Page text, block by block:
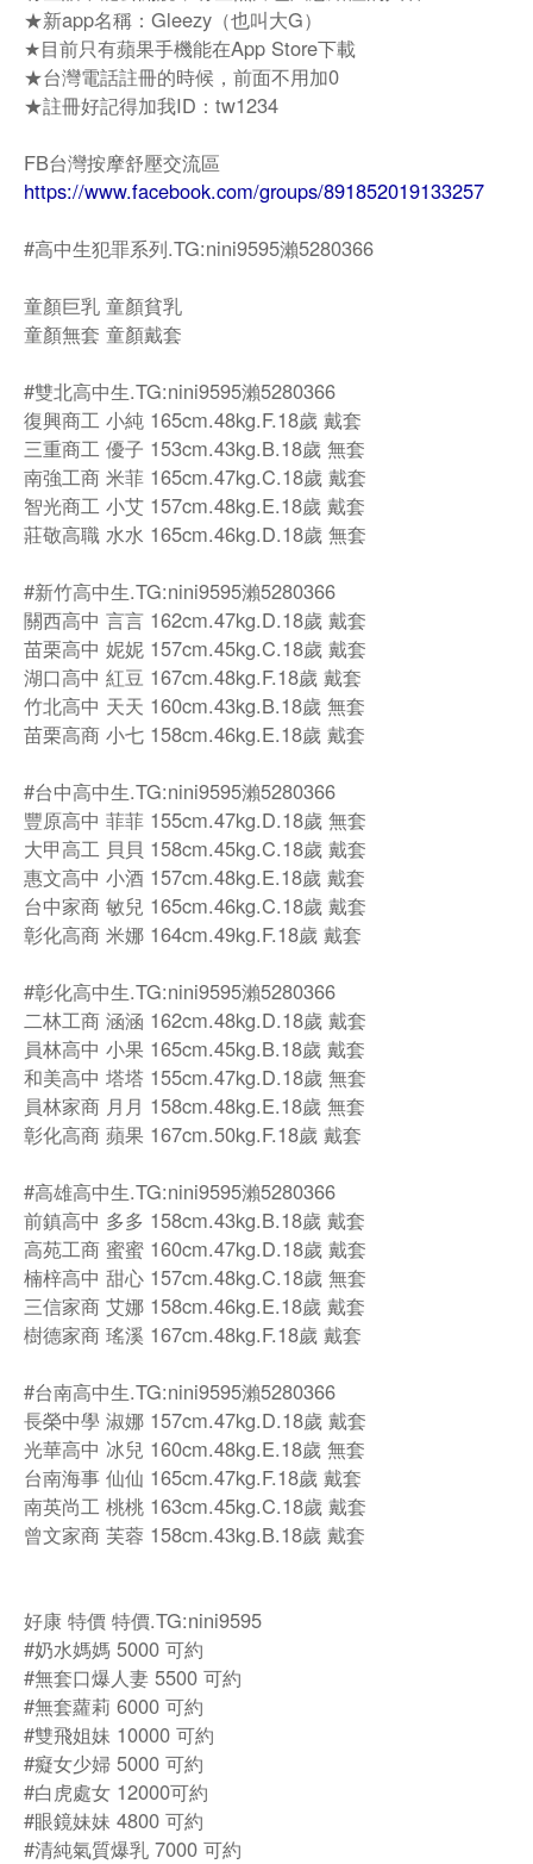
★新app名稱：Gleezy（也叫大G）
★目前只有蘋果手機能在App Store下載
★台灣電話註冊的時候，前面不用加0
★註冊好記得加我ID：tw1234
FB台灣按摩舒壓交流區
https://www.facebook.com/groups/891852019133257
#高中生犯罪系列.TG:nini9595瀨5280366
童顏巨乳 童顏貧乳
童顏無套 童顏戴套
#雙北高中生.TG:nini9595瀨5280366
復興商工 小純 165cm.48kg.F.18歲 戴套
三重商工 優子 153cm.43kg.B.18歲 無套
南強工商 米菲 165cm.47kg.C.18歲 戴套
智光商工 小艾 157cm.48kg.E.18歲 戴套
莊敬高職 水水 165cm.46kg.D.18歲 無套
#新竹高中生.TG:nini9595瀨5280366
關西高中 言言 162cm.47kg.D.18歲 戴套
苗栗高中 妮妮 157cm.45kg.C.18歲 戴套
湖口高中 紅豆 167cm.48kg.F.18歲 戴套
竹北高中 天天 160cm.43kg.B.18歲 無套
苗栗高商 小七 158cm.46kg.E.18歲 戴套
#台中高中生.TG:nini9595瀨5280366
豐原高中 菲菲 155cm.47kg.D.18歲 無套
大甲高工 貝貝 158cm.45kg.C.18歲 戴套
惠文高中 小酒 157cm.48kg.E.18歲 戴套
台中家商 敏兒 165cm.46kg.C.18歲 戴套
彰化高商 米娜 164cm.49kg.F.18歲 戴套
#彰化高中生.TG:nini9595瀨5280366
二林工商 涵涵 162cm.48kg.D.18歲 戴套
員林高中 小果 165cm.45kg.B.18歲 戴套
和美高中 塔塔 155cm.47kg.D.18歲 無套
員林家商 月月 158cm.48kg.E.18歲 無套
彰化高商 蘋果 167cm.50kg.F.18歲 戴套
#高雄高中生.TG:nini9595瀨5280366
前鎮高中 多多 158cm.43kg.B.18歲 戴套
高苑工商 蜜蜜 160cm.47kg.D.18歲 戴套
楠梓高中 甜心 157cm.48kg.C.18歲 無套
三信家商 艾娜 158cm.46kg.E.18歲 戴套
樹德家商 瑤溪 167cm.48kg.F.18歲 戴套
#台南高中生.TG:nini9595瀨5280366
長榮中學 淑娜 157cm.47kg.D.18歲 戴套
光華高中 冰兒 160cm.48kg.E.18歲 無套
台南海事 仙仙 165cm.47kg.F.18歲 戴套
南英尚工 桃桃 163cm.45kg.C.18歲 戴套
曾文家商 芙蓉 158cm.43kg.B.18歲 戴套
好康 特價 特價.TG:nini9595
#奶水媽媽 5000 可約
#無套口爆人妻 5500 可約
#無套蘿莉 6000 可約
#雙飛姐妹 10000 可約
#癡女少婦 5000 可約
#白虎處女 12000可約
#眼鏡妹妹 4800 可約
#清純氣質爆乳 7000 可約